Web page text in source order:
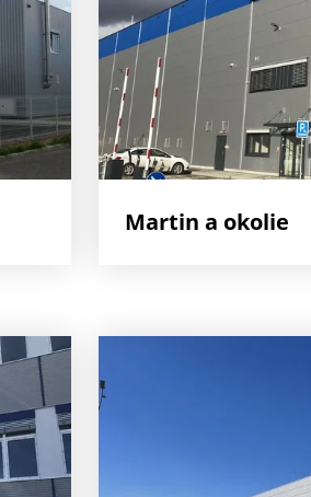
Martin a okolie